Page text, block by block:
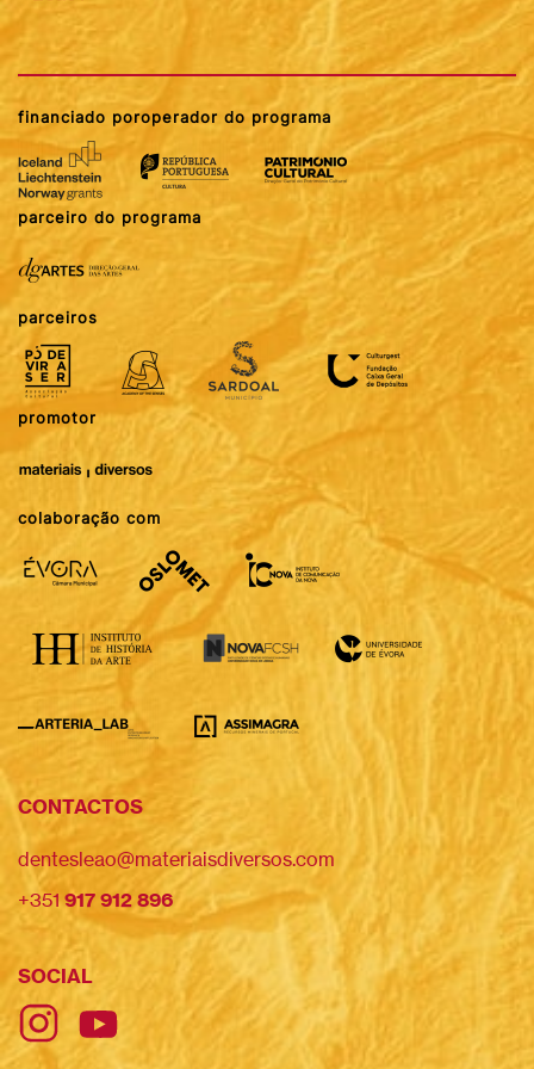
financiado poroperador do programa
parceiro do programa
parceiros
promotor
colaboração com
CONTACTOS
dentesleao@materiaisdiversos.com
+351917 912 896
SOCIAL